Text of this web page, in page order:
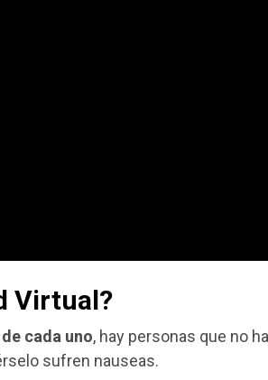
Virtual?
cada uno, hay personas que no
sufren nauseas.